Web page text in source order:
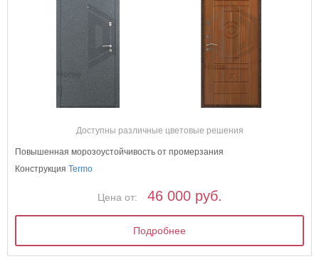
Доступны различные цветовые решения
Повышенная морозоустойчивость от промерзания
КонструкцияTermo
Цена от: 46 000 руб.
Подробнее